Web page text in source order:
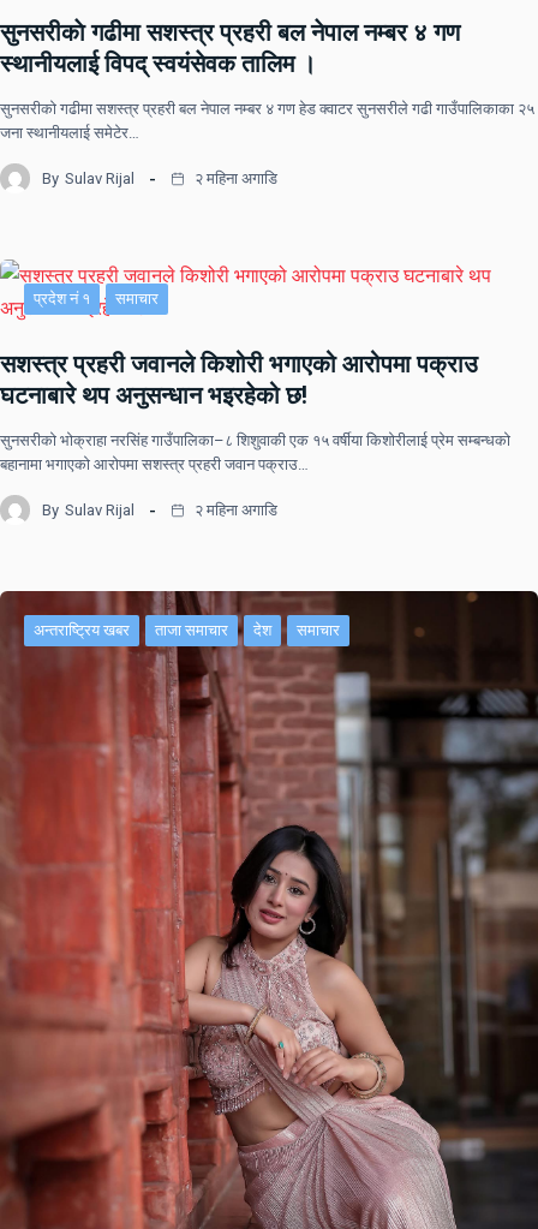
सुनसरीकाे गढीमा सशस्त्र प्रहरी बल नेपाल नम्बर ४ गण
स्थानीयलाई विपद् स्वयंसेवक तालिम ।
सुनसरीकाे गढीमा सशस्त्र प्रहरी बल नेपाल नम्बर ४ गण हेड क्वाटर सुनसरीले गढी गाउँपालिकाका २५
जना स्थानीयलाई समेटेर…
By Sulav Rijal २ महिना अगाडि
प्रदेश नं १ समाचार
सशस्त्र प्रहरी जवानले किशोरी भगाएको आरोपमा पक्राउ
घटनाबारे थप अनुसन्धान भइरहेको छ!
सुनसरीको भोक्राहा नरसिंह गाउँपालिका–८ शिशुवाकी एक १५ वर्षीया किशोरीलाई प्रेम सम्बन्धको
बहानामा भगाएको आरोपमा सशस्त्र प्रहरी जवान पक्राउ…
By Sulav Rijal २ महिना अगाडि
अन्तराष्ट्रिय खबर ताजा समाचार देश समाचार